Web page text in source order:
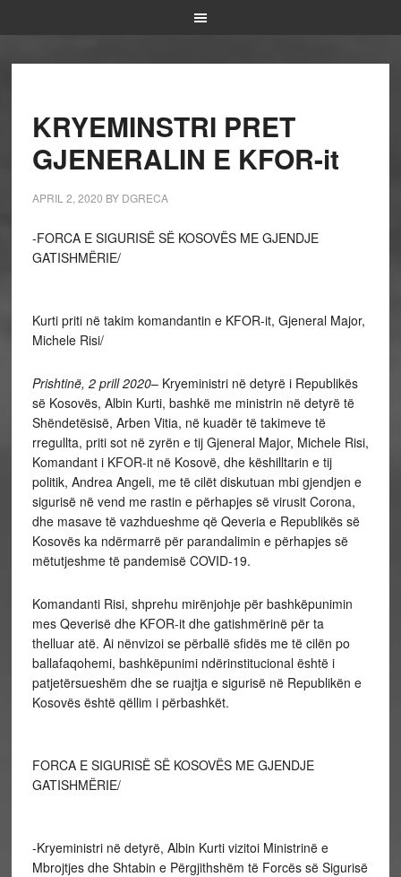
KRYEMINSTRI PRET
GJENERALIN E KFOR-it
APRIL 2, 2020 BY DGRECA
-FORCA E SIGURISË SË KOSOVËS ME GJENDJE
GATISHMËRIE/
Kurti priti në takim komandantin e KFOR-it, Gjeneral Major,
Michele Risi/
Prishtinë, 2 prill 2020– Kryeministri në detyrë i Republikës
së Kosovës, Albin Kurti, bashkë me ministrin në detyrë të
Shëndetësisë, Arben Vitia, në kuadër të takimeve të
rregullta, priti sot në zyrën e tij Gjeneral Major, Michele Risi,
Komandant i KFOR-it në Kosovë, dhe këshilltarin e tij
politik, Andrea Angeli, me të cilët diskutuan mbi gjendjen e
sigurisë në vend me rastin e përhapjes së virusit Corona,
dhe masave të vazhdueshme që Qeveria e Republikës së
Kosovës ka ndërmarrë për parandalimin e përhapjes së
mëtutjeshme të pandemisë COVID-19.
Komandanti Risi, shprehu mirënjohje për bashkëpunimin
mes Qeverisë dhe KFOR-it dhe gatishmërinë për ta
thelluar atë. Ai nënvizoi se përballë sfidës me të cilën po
ballafaqohemi, bashkëpunimi ndërinstitucional është i
patjetërsueshëm dhe se ruajtja e sigurisë në Republikën e
Kosovës është qëllim i përbashkët.
FORCA E SIGURISË SË KOSOVËS ME GJENDJE
GATISHMËRIE/
-Kryeministri në detyrë, Albin Kurti vizitoi Ministrinë e
Mbrojtjes dhe Shtabin e Përgjithshëm të Forcës së Sigurisë